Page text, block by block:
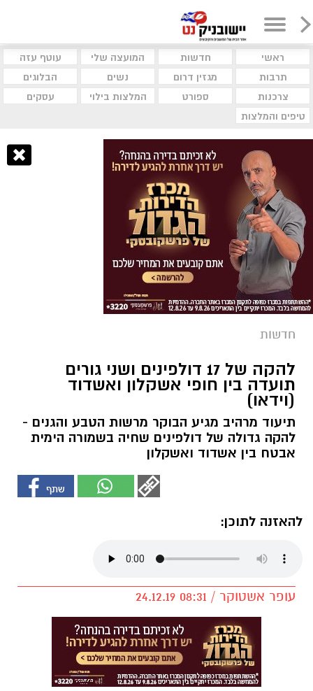
ראשי חדשות המועצה שלי
עוטף עזה
תרבות
מגזין דרום נשים
הבלוגים
צרכנות
ספורט המלצות בילוי
עסקים
טיפים והמלצות
חדשות
להקה של 17 דולפינים ושני גורים
תועדה בין חופי אשקלון ואשדוד
(וידאו)
תיעוד מרהיב מגיע הבוקר מרשות הטבע והגנים -
להקה גדולה של דולפינים שחיה בשמורה הימית
אבטח בין אשדוד ואשקלון
להאזנה לתוכן:
עופר אשטוקר / 08:31 24.12.19